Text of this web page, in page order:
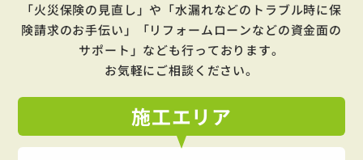
「火災保険の見直し」や「水漏れなどのトラブル時に保
険請求のお手伝い」「リフォームローンなどの資金面の
サポート」 なども行っております。
お気軽にご相談ください。
施工エリア